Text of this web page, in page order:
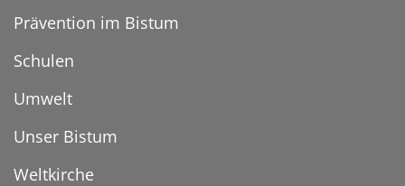
Prävention im Bistum
Schulen
Umwelt
Unser Bistum
Weltkirche